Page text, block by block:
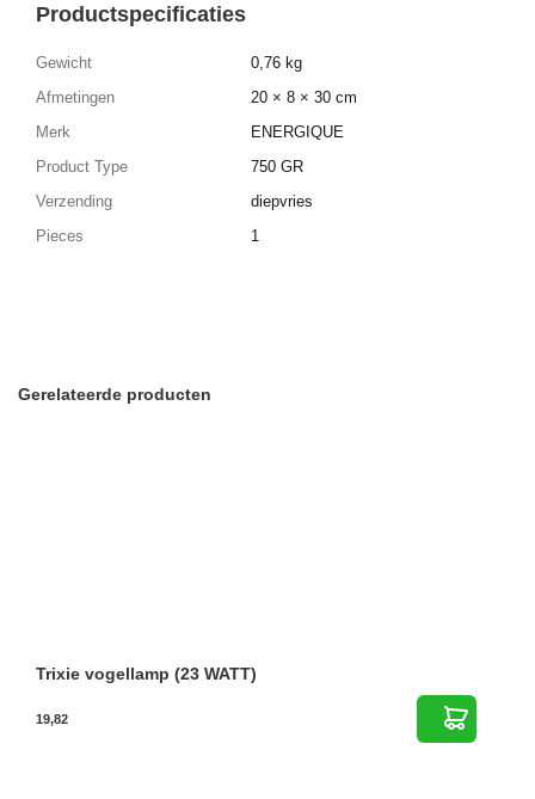
Productspecificaties
Gewicht
0,76 kg
Afmetingen
20 × 8 × 30 cm
Merk
ENERGIQUE
Product Type
750 GR
Verzending
diepvries
Pieces
1
Gerelateerde producten
Trixie vogellamp (23 WATT)
19,82